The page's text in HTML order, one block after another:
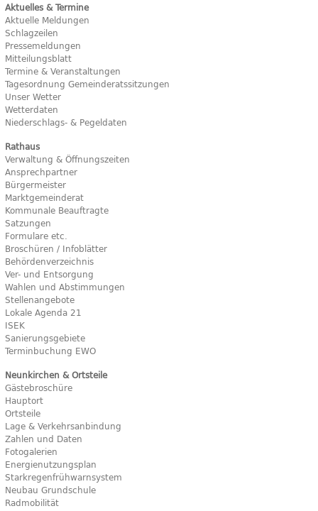
Aktuelles & Termine
Aktuelle Meldungen
Schlagzeilen
Pressemeldungen
Mitteilungsblatt
Termine & Veranstaltungen
Tagesordnung Gemeinderatssitzungen
Unser Wetter
Wetterdaten
Niederschlags- & Pegeldaten
Rathaus
Verwaltung & Öffnungszeiten
Ansprechpartner
Bürgermeister
Marktgemeinderat
Kommunale Beauftragte
Satzungen
Formulare etc.
Broschüren / Infoblätter
Behördenverzeichnis
Ver- und Entsorgung
Wahlen und Abstimmungen
Stellenangebote
Lokale Agenda 21
ISEK
Sanierungsgebiete
Terminbuchung EWO
Neunkirchen & Ortsteile
Gästebroschüre
Hauptort
Ortsteile
Lage & Verkehrsanbindung
Zahlen und Daten
Fotogalerien
Energienutzungsplan
Starkregenfrühwarnsystem
Neubau Grundschule
Radmobilität